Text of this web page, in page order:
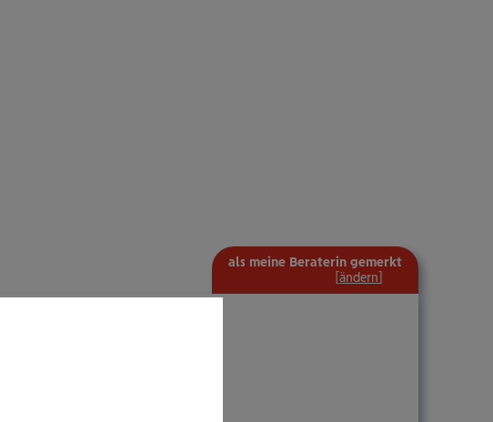
als meine Beraterin gemerkt
[ändern